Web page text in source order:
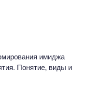
имиджа
Понятие, виды и